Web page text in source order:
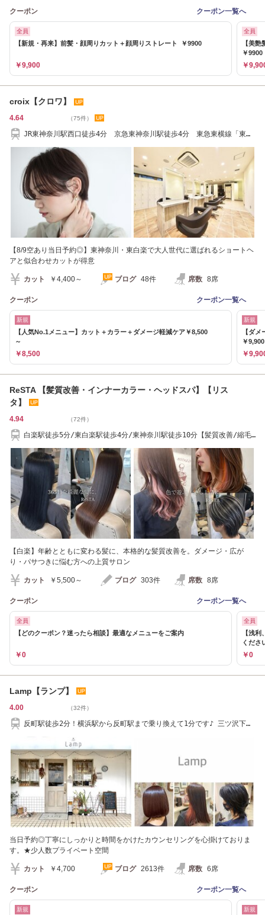
クーポン クーポン一覧へ
全員
【新規・再来】前髪・顔周りカット＋顔周りストレート ￥9900
￥9,900
全員
【美
￥9900
￥
croix【クロワ】
4.64 （75件）
JR東神奈川駅西口徒歩4分 京急東神奈川駅徒歩4分 東急東横線「東白
【8/9空あり当日予約◎】東神奈川・東白楽で大人世代に選ばれるショートヘ
アと似合わせカットが得意
カット ￥4,400～ ブログ 48件 席数 8席
クーポン クーポン一覧へ
新規
【人気No.1メニュー】カット＋カラー＋ダメージ軽減ケア￥8,500
～
￥8,500
新規
【ダ
￥
￥
ReSTA 【髪質改善・インナーカラー・ヘッドスパ】【リス
タ】
4.94 （72件）
白楽駅徒歩5分/東白楽駅徒歩4分/東神奈川駅徒歩10分【髪質改善/縮毛
【白楽】年齢とともに変わる髪に、本格的な髪質改善を。ダメージ・広が
り・パサつきに悩む方への上質サロン
カット ￥5,500～ ブログ 303件 席数 8席
クーポン クーポン一覧へ
全員
【どのクーポン？迷ったら相談】最適なメニューをご案内
￥0
全員
【浅
くださ
￥0
Lamp【ランプ】
4.00 （32件）
反町駅徒歩2分！横浜駅から反町駅まで乗り換えて1分です♪ 三ツ沢下町
当日予約◎丁寧にしっかりと時間をかけたカウンセリングを心掛けておりま
す。★少人数プライベート空間
カット ￥4,700 ブログ 2613件 席数 6席
クーポン クーポン一覧へ
新規 新規